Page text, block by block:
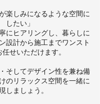
楽しみになるような空間に
したい」
にヒアリングし、暮らしに
設計から施工までワンスト
せいただけます。
そしてデザイン性を兼ね備
のリラックス空間を一緒に
しましょう。